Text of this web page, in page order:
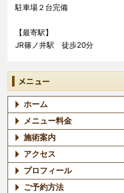
駐車場２台完備
【最寄駅】
JR篠ノ井駅 徒歩20分
メニュー
ホーム
メニュー料金
施術案内
アクセス
プロフィール
ご予約方法